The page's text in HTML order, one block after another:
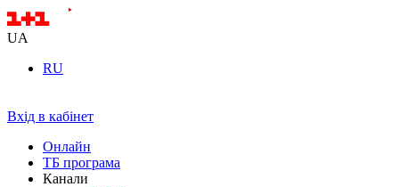
UA
RU
Вхід в кабінет
Онлайн
ТБ програма
Канали